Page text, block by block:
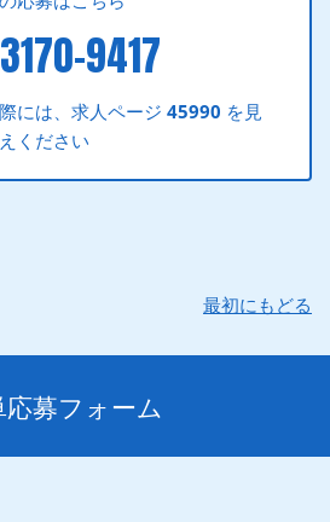
9417
には、求人ページ45990 を見
ください
最初にもどる
応募フォーム